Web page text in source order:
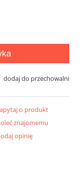
dodaj do przechowalni
o produkt
znajomemu
opinię